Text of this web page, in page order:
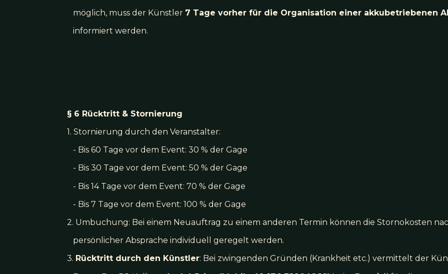
möglich, muss der Künstler 7 Tage vorher für die Organisation einer akkubetriebenen
informiert werden.
§ 6 Rücktritt & Stornierung
1. Stornierung durch den Veranstalter:
- Bis 60 Tage vor dem Event: 30 % der Gage
- Bis 30 Tage vor dem Event: 50 % der Gage
- Bis 14 Tage vor dem Event: 70 % der Gage
- Bis 7 Tage vor dem Event: 100 % der Gage
2. Umbuchung: Bei einem Neuauftrag zu einem anderen Termin können die Stornokosten
persönlicher Absprache individuell geregelt werden.
3. Rücktritt durch den Künstler: Bei zwingenden Gründen (Krankheit etc.) vermittelt der